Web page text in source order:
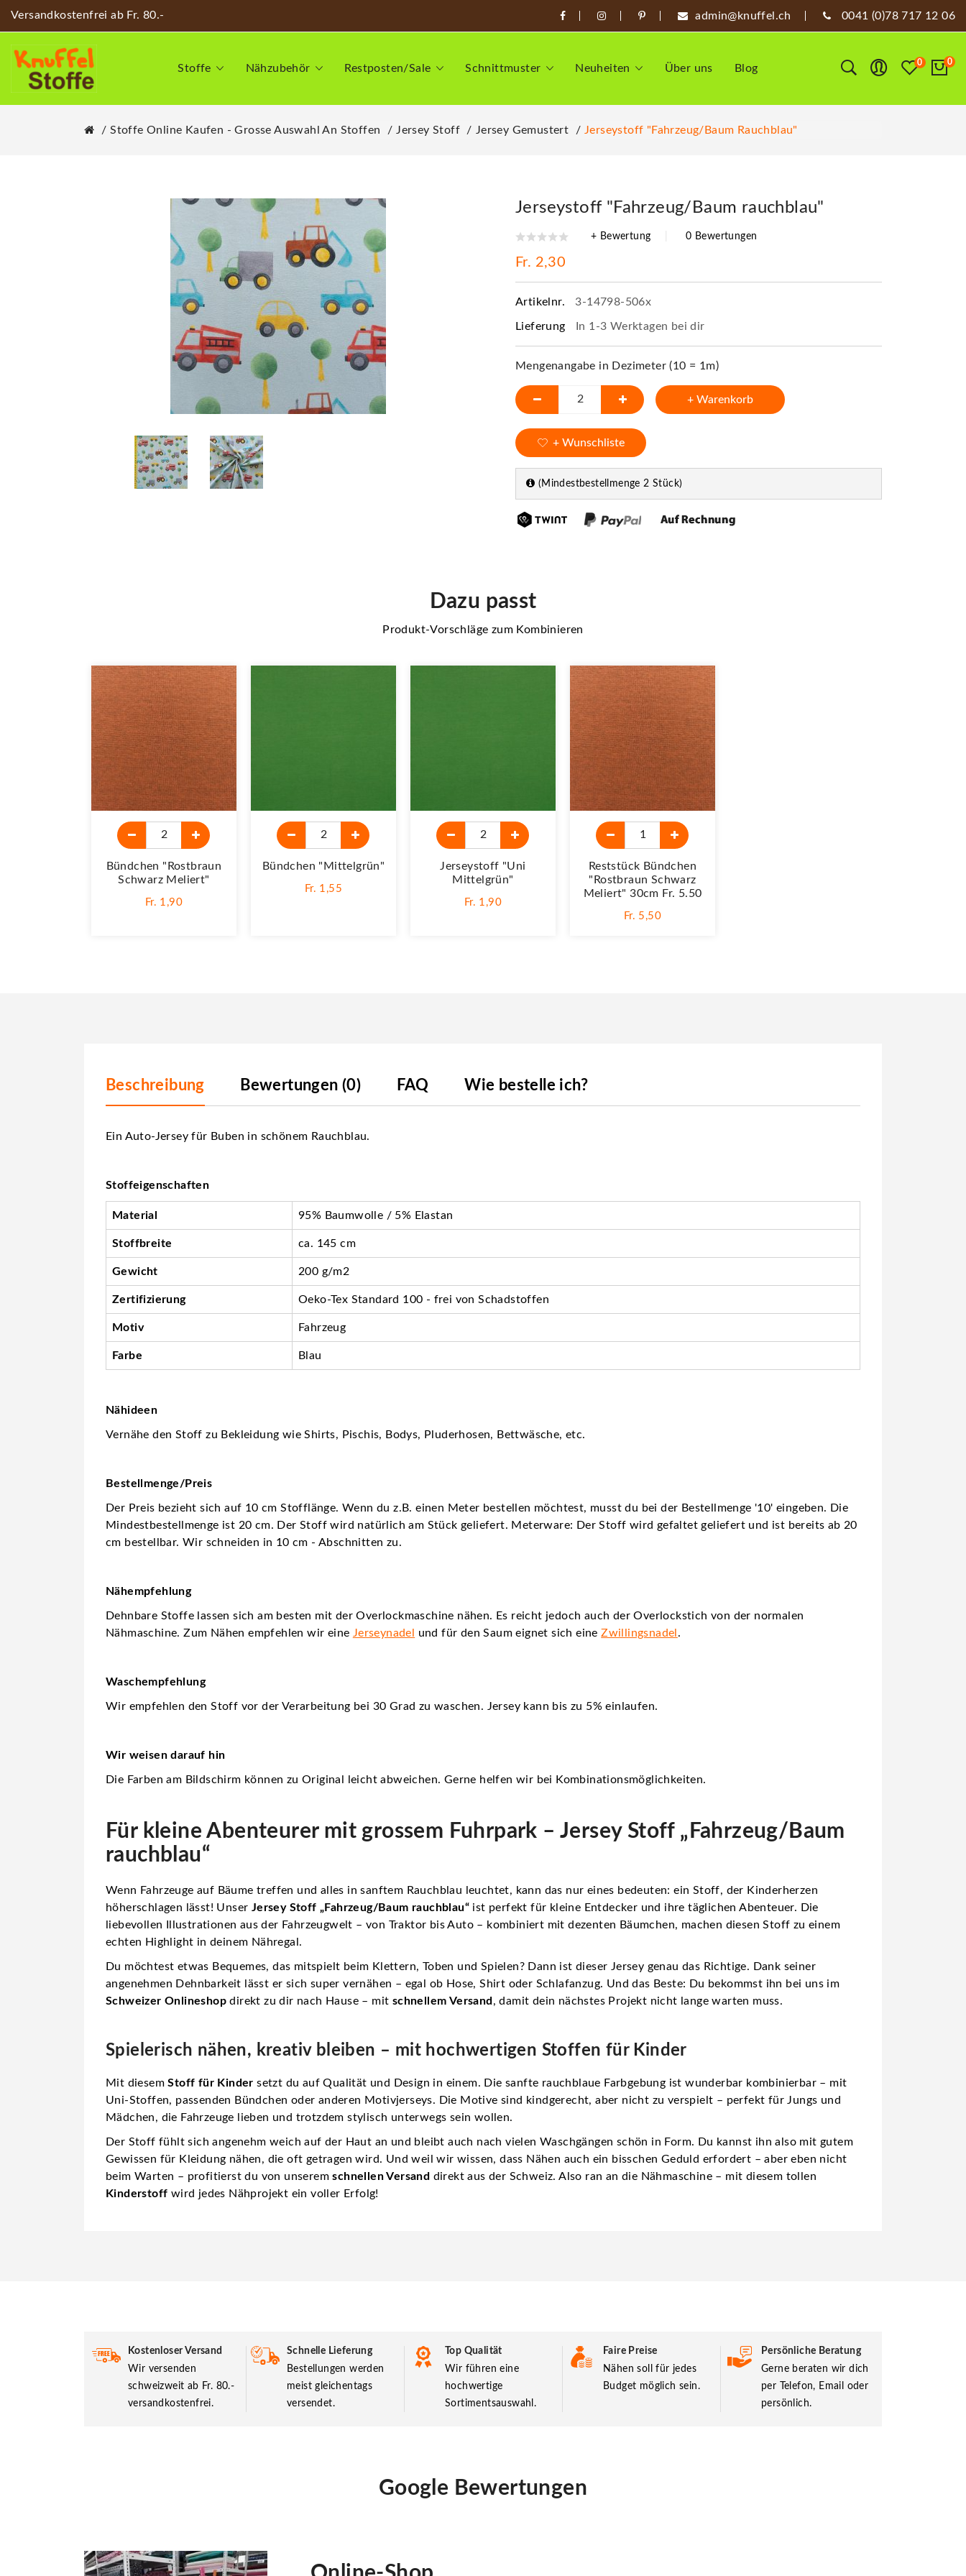
Versandkostenfrei ab Fr. 80.- admin@knuffel.ch 0041 (0)78 717 12 06
Stoffe Nähzubehör Restposten/Sale Schnittmuster Neuheiten Über uns Blog 0 0
Stoffe Online Kaufen - Grosse Auswahl An Stoffen Jersey Stoff Jersey Gemustert Jerseystoff "Fahrzeug/Baum Rauchblau"
Jerseystoff "Fahrzeug/Baum rauchblau"
+ Bewertung 0 Bewertungen
Fr. 2,30
Artikelnr. 3-14798-506x
Lieferung In 1-3 Werktagen bei dir
Mengenangabe in Dezimeter (10 = 1m)
+ Warenkorb
+ Wunschliste
(Mindestbestellmenge 2 Stück)
Dazu passt
Produkt-Vorschläge zum Kombinieren
Bündchen "Rostbraun
Schwarz Meliert"
Fr. 1,90
Bündchen "mittelgrün"
Fr. 1,55
Jerseystoff "Uni
Mittelgrün"
Fr. 1,90
Reststück Bündchen
"Rostbraun Schwarz
Meliert" 30cm Fr. 5.50
Fr. 5,50
Beschreibung Bewertungen (0) FAQ Wie bestelle ich?
Ein Auto-Jersey für Buben in schönem Rauchblau.
Stoffeigenschaften
Material 95% Baumwolle / 5% Elastan
Stoffbreite ca. 145 cm
Gewicht 200 g/m2
Zertifizierung Oeko-Tex Standard 100 - frei von Schadstoffen
Motiv Fahrzeug
Farbe Blau
Nähideen
Vernähe den Stoff zu Bekleidung wie Shirts, Pischis, Bodys, Pluderhosen, Bettwäsche, etc.
Bestellmenge/Preis
Der Preis bezieht sich auf 10 cm Stofflänge. Wenn du z.B. einen Meter bestellen möchtest, musst du bei der Bestellmenge '10' eingeben. Die
Mindestbestellmenge ist 20 cm. Der Stoff wird natürlich am Stück geliefert. Meterware: Der Stoff wird gefaltet geliefert und ist bereits ab 20
cm bestellbar. Wir schneiden in 10 cm - Abschnitten zu.
Nähempfehlung
Dehnbare Stoffe lassen sich am besten mit der Overlockmaschine nähen. Es reicht jedoch auch der Overlockstich von der normalen
Nähmaschine. Zum Nähen empfehlen wir eine Jerseynadel und für den Saum eignet sich eineZwillingsnadel .
Waschempfehlung
Wir empfehlen den Stoff vor der Verarbeitung bei 30 Grad zu waschen. Jersey kann bis zu 5% einlaufen.
Wir weisen darauf hin
Die Farben am Bildschirm können zu Original leicht abweichen. Gerne helfen wir bei Kombinationsmöglichkeiten.
Für kleine Abenteurer mit grossem Fuhrpark – Jersey Stoff „Fahrzeug/Baum
rauchblau“
Wenn Fahrzeuge auf Bäume treffen und alles in sanftem Rauchblau leuchtet, kann das nur eines bedeuten: ein Stoff, der Kinderherzen
höherschlagen lässt! Unser Jersey Stoff „Fahrzeug/Baum rauchblau“ ist perfekt für kleine Entdecker und ihre täglichen Abenteuer. Die
liebevollen Illustrationen aus der Fahrzeugwelt – von Traktor bis Auto – kombiniert mit dezenten Bäumchen, machen diesen Stoff zu einem
echten Highlight in deinem Nähregal.
Du möchtest etwas Bequemes, das mitspielt beim Klettern, Toben und Spielen? Dann ist dieser Jersey genau das Richtige. Dank seiner
angenehmen Dehnbarkeit lässt er sich super vernähen – egal ob Hose, Shirt oder Schlafanzug. Und das Beste: Du bekommst ihn bei uns im
Schweizer Onlineshop direkt zu dir nach Hause – mit schnellem Versand , damit dein nächstes Projekt nicht lange warten muss.
Spielerisch nähen, kreativ bleiben – mit hochwertigen Stoffen für Kinder
Mit diesemStoff für Kinder setzt du auf Qualität und Design in einem. Die sanfte rauchblaue Farbgebung ist wunderbar kombinierbar – mit
Uni-Stoffen, passenden Bündchen oder anderen Motivjerseys. Die Motive sind kindgerecht, aber nicht zu verspielt – perfekt für Jungs und
Mädchen, die Fahrzeuge lieben und trotzdem stylisch unterwegs sein wollen.
Der Stoff fühlt sich angenehm weich auf der Haut an und bleibt auch nach vielen Waschgängen schön in Form. Du kannst ihn also mit gutem
Gewissen für Kleidung nähen, die oft getragen wird. Und weil wir wissen, dass Nähen auch ein bisschen Geduld erfordert – aber eben nicht
beim Warten – profitierst du von unseremschnellen Versand direkt aus der Schweiz. Also ran an die Nähmaschine – mit diesem tollen
Kinderstoff wird jedes Nähprojekt ein voller Erfolg!
Kostenloser Versand
Wir versenden
schweizweit ab Fr. 80.-
versandkostenfrei.
Schnelle Lieferung
Bestellungen werden
meist gleichentags
versendet.
Top Qualität
Wir führen eine
hochwertige
Sortimentsauswahl.
Faire Preise
Nähen soll für jedes
Budget möglich sein.
Persönliche Beratung
Gerne beraten wir dich
per Telefon, Email oder
persönlich.
Google Bewertungen